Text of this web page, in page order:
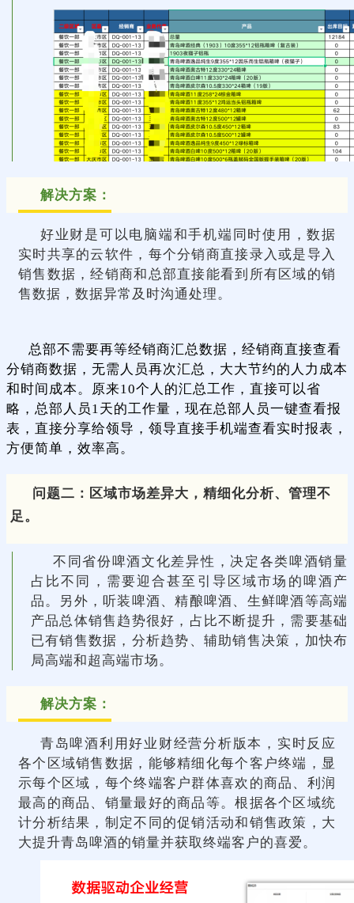
解决方案：
好业财是可以电脑端和手机端同时使用，数据
实时共享的云软件，每个分销商直接录入或是导入
销售数据，经销商和总部直接能看到所有区域的销
售数据，数据异常及时沟通处理。
总部不需要再等经销商汇总数据，经销商直接查看
分销商数据，无需人员再次汇总，大大节约的人力成本
和时间成本。原来10个人的汇总工作，直接可以省
略，总部人员1天的工作量，现在总部人员一键查看报
表，直接分享给领导，领导直接手机端查看实时报表，
方便简单，效率高。
问题二：区域市场差异大，精细化分析、管理不
足。
不同省份啤酒文化差异性，决定各类啤酒销量
占比不同，需要迎合甚至引导区域市场的啤酒产
品。另外，听装啤酒、精酿啤酒、生鲜啤酒等高端
产品总体销售趋势很好，占比不断提升，需要基础
已有销售数据，分析趋势、辅助销售决策，加快布
局高端和超高端市场。
解决方案：
青岛啤酒利用好业财经营分析版本，实时反应
各个区域销售数据，能够精细化每个客户终端，显
示每个区域，每个终端客户群体喜欢的商品、利润
最高的商品、销量最好的商品等。根据各个区域统
计分析结果，制定不同的促销活动和销售政策，大
大提升青岛啤酒的销量并获取终端客户的喜爱。